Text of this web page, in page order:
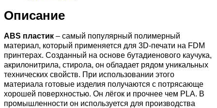
Описание
ABS пластик – самый популярный полимерный
материал, который применяется для 3D-печати на FDM
принтерах. Созданный на основе бутадиенового каучука,
акрилонитрила, стирола, он обладает рядом уникальных
технических свойств. При использовании этого
материала готовые изделия получаются с потрясающе
хорошей поверхностью. Он лёгок и прочнее чем PLA. В
промышленности он используется для производства